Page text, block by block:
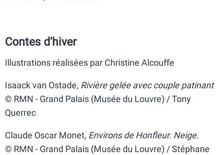
Contes d'hiver
Illustrations réalisées par Christine Alcouffe
Isaack van Ostade, Rivière gelée avec couple patinant
© RMN - Grand Palais (Musée du Louvre) / Tony
Querrec
Claude Oscar Monet, Environs de Honfleur. Neige.
© RMN - Grand Palais (Musée du Louvre) / Stéphane